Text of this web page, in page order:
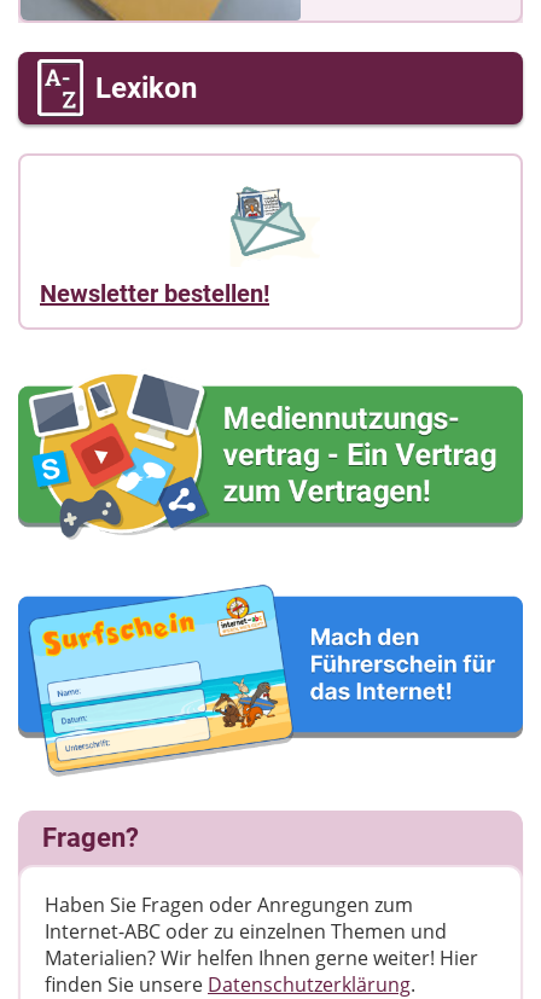
Lexikon
Newsletter bestellen!
Fragen?
Haben Sie Fragen oder Anregungen zum
Internet-ABC oder zu einzelnen Themen und
Materialien? Wir helfen Ihnen gerne weiter! ​Hier
finden Sie unsere Datenschutzerklärung.